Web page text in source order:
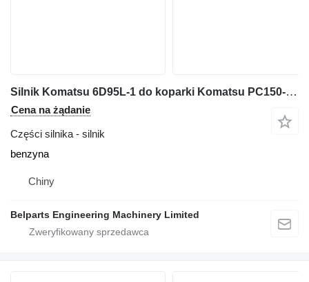
Silnik Komatsu 6D95L‑1 do koparki Komatsu PC150‑5 PC150‑6 PC200LC‑5 PC200LC‑6 PC210‑6
Cena na żądanie
Części silnika - silnik
benzyna
Chiny
Belparts Engineering Machinery Limited